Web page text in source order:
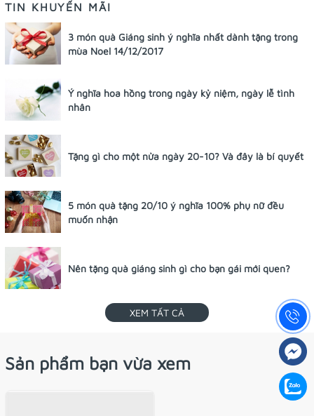
TIN KHUYẾN MÃI
3 món quà Giáng sinh ý nghĩa nhất dành tặng trong
mùa Noel 14/12/2017
Ý nghĩa hoa hồng trong ngày kỷ niệm, ngày lễ tình
nhân
Tặng gì cho một nửa ngày 20-10? Và đây là bí quyết
5 món quà tặng 20/10 ý nghĩa 100% phụ nữ đều
muốn nhận
Nên tặng quà giáng sinh gì cho bạn gái mới quen?
XEM TẤT CẢ
Sản phẩm bạn vừa xem